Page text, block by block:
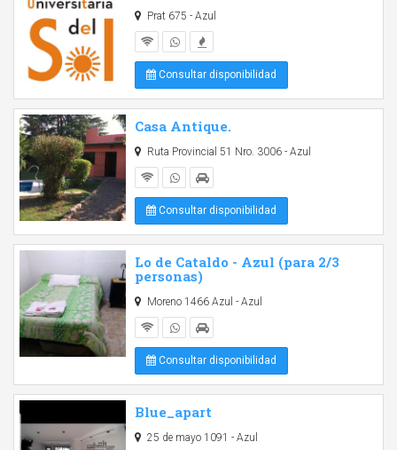
Prat 675 - Azul
Consultar disponibilidad
Casa Antique.
Ruta Provincial 51 Nro. 3006 - Azul
Consultar disponibilidad
Lo de Cataldo - Azul (para 2/3
personas)
Moreno 1466 Azul - Azul
Consultar disponibilidad
Blue_apart
25 de mayo 1091 - Azul